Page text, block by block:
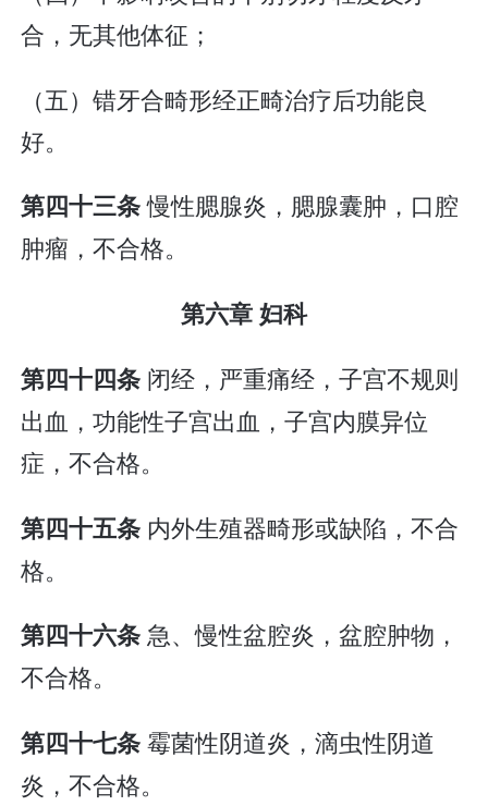
合，无其他体征；
（五）错牙合畸形经正畸治疗后功能良
好。
第四十三条慢性腮腺炎，腮腺囊肿，口腔
肿瘤，不合格。
第六章 妇科
第四十四条 闭经，严重痛经，子宫不规则
出血，功能性子宫出血，子宫内膜异位
症，不合格。
第四十五条 内外生殖器畸形或缺陷，不合
格。
第四十六条急、慢性盆腔炎，盆腔肿物，
不合格。
第四十七条霉菌性阴道炎，滴虫性阴道
炎，不合格。